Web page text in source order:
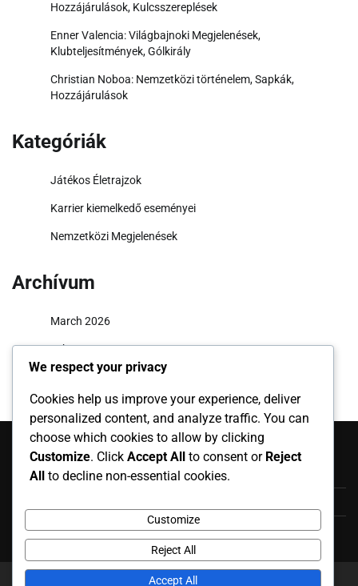
Hozzájárulások, Kulcsszereplések
Enner Valencia: Világbajnoki Megjelenések,
Klubteljesítmények, Gólkirály
Christian Noboa: Nemzetközi történelem, Sapkák,
Hozzájárulások
Kategóriák
Játékos Életrajzok
Karrier kiemelkedő eseményei
Nemzetközi Megjelenések
Archívum
March 2026
February 2026
Kategóriák
Játékos Életrajzok
Nemzetközi Megjelenések
We respect your privacy
Cookies help us improve your experience, deliver
personalized content, and analyze traffic. You can
choose which cookies to allow by clicking
Customize. Click Accept All to consent or Reject
All to decline non-essential cookies.
Customize
Reject All
Accept All